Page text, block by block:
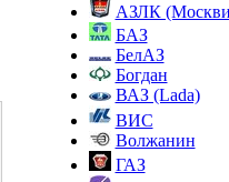
АЗЛК
БАЗ
БелАЗ
Богдан
ВАЗ (Lada)
ВИС
Волжанин
ГАЗ